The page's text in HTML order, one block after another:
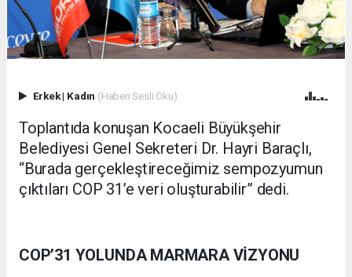
Erkek| Kadın (Haberi Sesli Oku)
Toplantıda konuşan Kocaeli Büyükşehir
Belediyesi Genel Sekreteri Dr. Hayri Baraçlı,
“Burada gerçekleştireceğimiz sempozyumun
çıktıları COP 31’e veri oluşturabilir” dedi.
COP’31 YOLUNDA MARMARA VİZYONU